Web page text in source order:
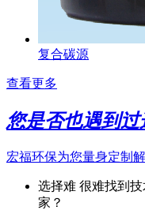
复合碳源
查看更多
您是否也遇到过
宏福环保为您量身定制
选择难 很难找到
家？